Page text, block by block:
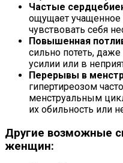
Частые
ощущает
чувствовать себя
Повышенная
сильно потеть,
усилии или в
Перерывы в
гипертиреозом
менструальным
их обильность или
Другие возможные
женщин: